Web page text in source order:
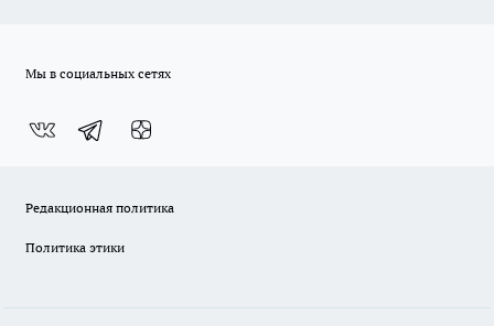
Мы в социальных сетях
Редакционная политика
Политика этики